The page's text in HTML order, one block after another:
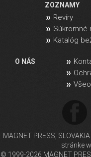
ZOZNAMY
Revíry
Súkromné
Katalóg
O NÁS
MAGNET PRESS,
stránke
© 1999-2026 MAGNET